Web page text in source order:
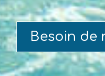
Besoin de